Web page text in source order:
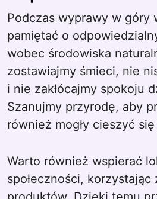
Podczas wyprawy w góry
pamiętać o
wobec środowiska
zostawiajmy śmieci, nie
i nie zakłócajmy spokoju
Szanujmy przyrodę, aby
również mogły cieszyć
Warto również wspierać
społeczności, korzystając